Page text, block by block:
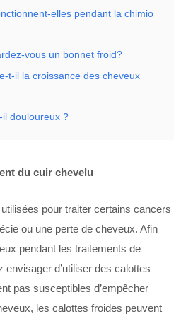
elles pendant la chimio
vous un bonnet froid?
t-il la croissance des cheveux
il douloureux ?
du cuir chevelu
pour traiter certains cancers
ou une perte de cheveux. Afin
pendant les traitements de
d’utiliser des calottes
pas susceptibles d’empêcher
les calottes froides peuvent